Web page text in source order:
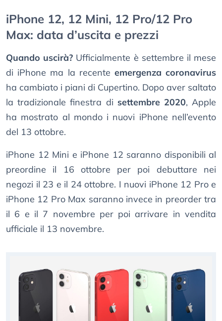
iPhone 12, 12 Mini, 12 Pro/12 Pro
Max: data d’uscita e prezzi
Quando uscirà? Ufficialmente è settembre il mese
di iPhone ma la recente emergenza coronavirus
ha cambiato i piani di Cupertino. Dopo aver saltato
la tradizionale finestra di settembre 2020, Apple
ha mostrato al mondo i nuovi iPhone nell’evento
del 13 ottobre.
iPhone 12 Mini e iPhone 12 saranno disponibili al
preordine il 16 ottobre per poi debuttare nei
negozi il 23 e il 24 ottobre. I nuovi iPhone 12 Pro e
iPhone 12 Pro Max saranno invece in preorder tra
il 6 e il 7 novembre per poi arrivare in vendita
ufficiale il 13 novembre.